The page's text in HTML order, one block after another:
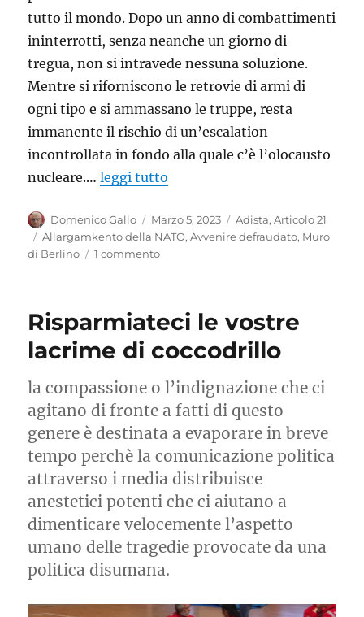
tutto il mondo. Dopo un anno di combattimenti
ininterrotti, senza neanche un giorno di
tregua, non si intravede nessuna soluzione.
Mentre si riforniscono le retrovie di armi di
ogni tipo e si ammassano le truppe, resta
immanente il rischio di un’escalation
incontrollata in fondo alla quale c’è l’olocausto
nucleare.…leggi tutto
Autore
Domenico Gallo
Pubblicato
il
Marzo 5, 2023 Categorie
Adista,Articolo 21
Tag
Allargamkento della NATO,Avvenire defraudato, Muro
di Berlino
1 commentosu
defraudato
Risparmiateci le vostre
lacrime di coccodrillo
la compassione o l’indignazione che ci
agitano di fronte a fatti di questo
genere è destinata a evaporare in breve
tempo perchè la comunicazione politica
attraverso i media distribuisce
anestetici potenti che ci aiutano a
dimenticare velocemente l’aspetto
umano delle tragedie provocate da una
politica disumana.